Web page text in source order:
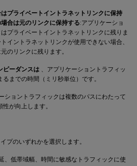
プライベートイントラネットリンクに保持
合は元のリンクに保持する:アプリケーショ
プライベートイントラネットリンクに残りま
イントラネットリンクが使用できない場合、
のリンクに残ります。
ピーダンスは 、アプリケーショントラフィッ
までの時間（ミリ秒単位）です。
ショントラフィックは複数のパスにわたって
が向上します。
プのいずれかを選択します。
、低帯域幅、時間に敏感なトラフィックに使